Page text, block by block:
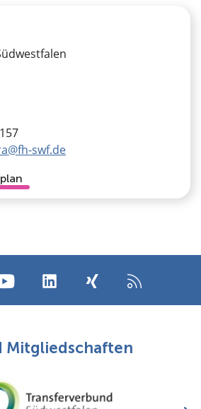
swf.de
Mitgliedschaften